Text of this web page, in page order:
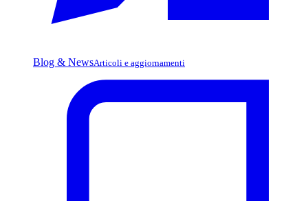
Blog & NewsArticoli e aggiornamenti